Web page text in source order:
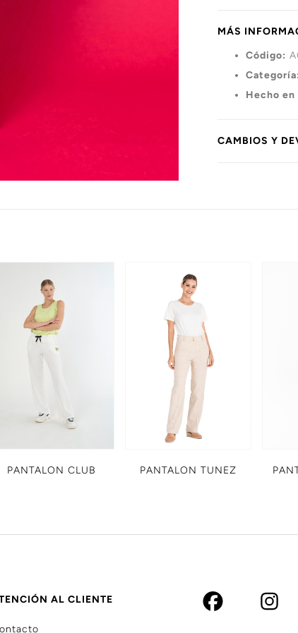
MÁS
Código:
Categoría:
Hecho
CAMBIOS Y
PANTALON CLUB PANTALON TUNEZ
AL CLIENTE